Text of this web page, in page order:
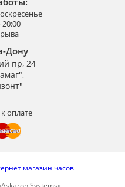
20:00
Дону
пр, 24
оплате
магазин часов